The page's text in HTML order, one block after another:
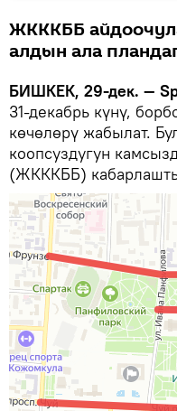
ЖКККББ
алдын ала
БИШКЕК, 29-дек. —
31-декабрь күнү,
көчөлөрү жабылат.
коопсуздугун
(ЖКККББ)